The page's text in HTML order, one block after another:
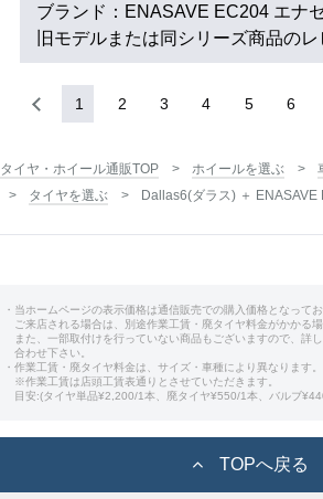
ブランド：ENASAVE EC204 エナ
旧モデルまたは同シリーズ商品の
1 2 3 4 5 6
タイヤ・ホイール通販TOP ホイールを選ぶ
タイヤを選ぶ
Dallas6(ダラス) ＋ ENASAVE
・当ホームページの表示価格は通信販売での購入価格となってお
ご来店される場合は、別途作業工賃・廃タイヤ料金がかかる場
また、一部取付けを行っていない商品もございますので、詳
合わせ下さい。
・作業工賃・廃タイヤ料金は、サイズ・車種により異なります。
※作業工賃は店頭工賃表通りとさせていただきます。
目安:(タイヤ単品¥2,200/1本、廃タイヤ¥550/1本、バルブ
TOPへ戻る